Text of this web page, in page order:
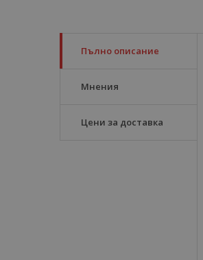
Пълно описание
Мнения
Цени за доставка